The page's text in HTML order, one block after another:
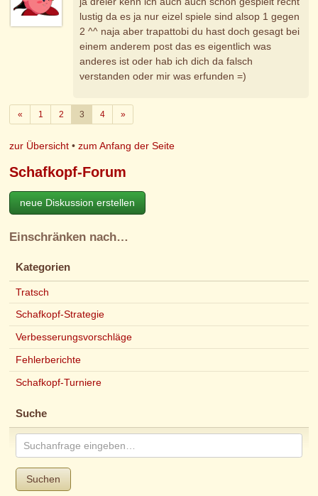
lustig da es ja nur eizel spiele sind alsop 1 gegen
2 ^^ naja aber trapattobi du hast doch gesagt bei
einem anderem post das es eigentlich was
anderes ist oder hab ich dich da falsch
verstanden oder mir was erfunden =)
«Zurück
1 2 3 4 »Weiter
zur Übersicht •zum Anfang der Seite
Schafkopf-Forum
neue Diskussion erstellen
Einschränken nach…
Kategorien
Tratsch
Schafkopf-Strategie
Verbesserungsvorschläge
Fehlerberichte
Schafkopf-Turniere
Suche
Suchen